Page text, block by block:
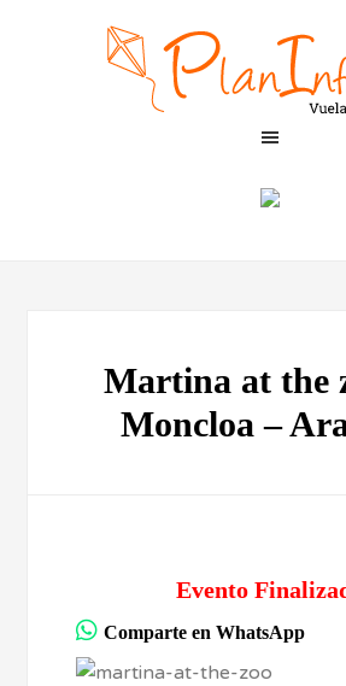
Martina at the
Moncloa –
Evento
Comparte en WhatsApp